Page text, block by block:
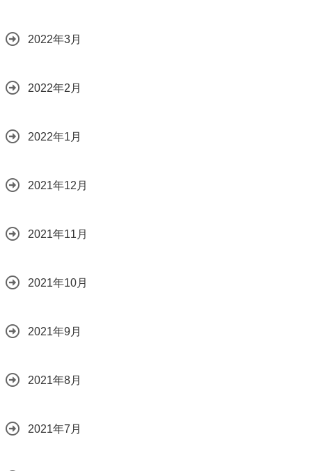
2022年3月
2022年2月
2022年1月
2021年12月
2021年11月
2021年10月
2021年9月
2021年8月
2021年7月